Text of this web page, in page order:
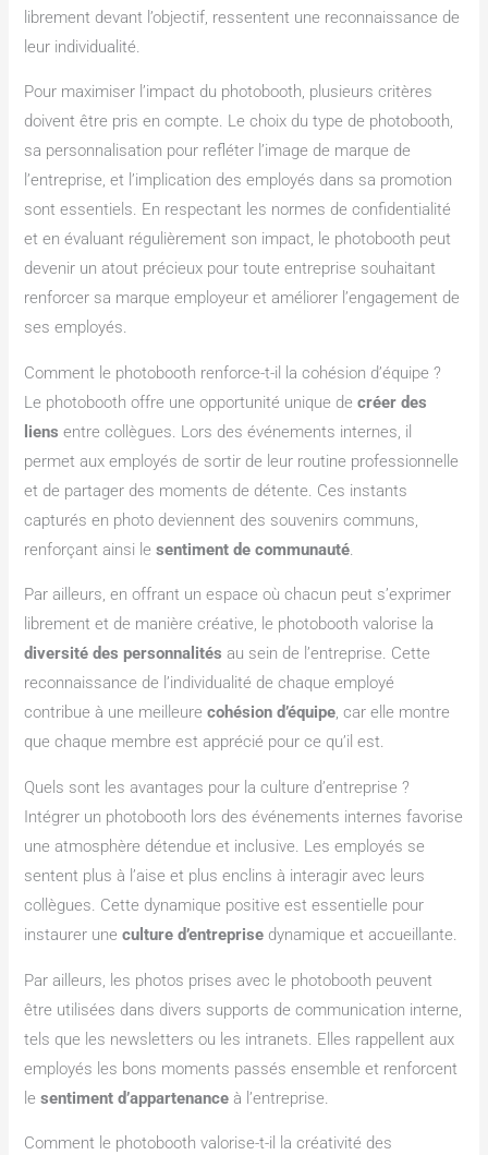
librement devant l’objectif, ressentent une reconnaissance de
leur individualité.
Pour maximiser l’impact du photobooth, plusieurs critères
doivent être pris en compte. Le choix du type de photobooth,
sa personnalisation pour refléter l’image de marque de
l’entreprise, et l’implication des employés dans sa promotion
sont essentiels. En respectant les normes de confidentialité
et en évaluant régulièrement son impact, le photobooth peut
devenir un atout précieux pour toute entreprise souhaitant
renforcer sa marque employeur et améliorer l’engagement de
ses employés.
Comment le photobooth renforce-t-il la cohésion d’équipe ?
Le photobooth offre une opportunité unique decréer des
liens entre collègues. Lors des événements internes, il
permet aux employés de sortir de leur routine professionnelle
et de partager des moments de détente. Ces instants
capturés en photo deviennent des souvenirs communs,
renforçant ainsi lesentiment de communauté.
Par ailleurs, en offrant un espace où chacun peut s’exprimer
librement et de manière créative, le photobooth valorise la
diversité des personnalités au sein de l’entreprise. Cette
reconnaissance de l’individualité de chaque employé
contribue à une meilleurecohésion d’équipe, car elle montre
que chaque membre est apprécié pour ce qu’il est.
Quels sont les avantages pour la culture d’entreprise ?
Intégrer un photobooth lors des événements internes favorise
une atmosphère détendue et inclusive. Les employés se
sentent plus à l’aise et plus enclins à interagir avec leurs
collègues. Cette dynamique positive est essentielle pour
instaurer uneculture d’entreprise dynamique et accueillante.
Par ailleurs, les photos prises avec le photobooth peuvent
être utilisées dans divers supports de communication interne,
tels que les newsletters ou les intranets. Elles rappellent aux
employés les bons moments passés ensemble et renforcent
lesentiment d’appartenance à l’entreprise.
Comment le photobooth valorise-t-il la créativité des